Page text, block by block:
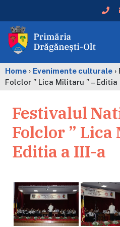
Home › Evenimente culturale ›
Folclor ” Lica Militaru ” – Editia
Festivalul
Folclor ” Lica
Editia a III-a